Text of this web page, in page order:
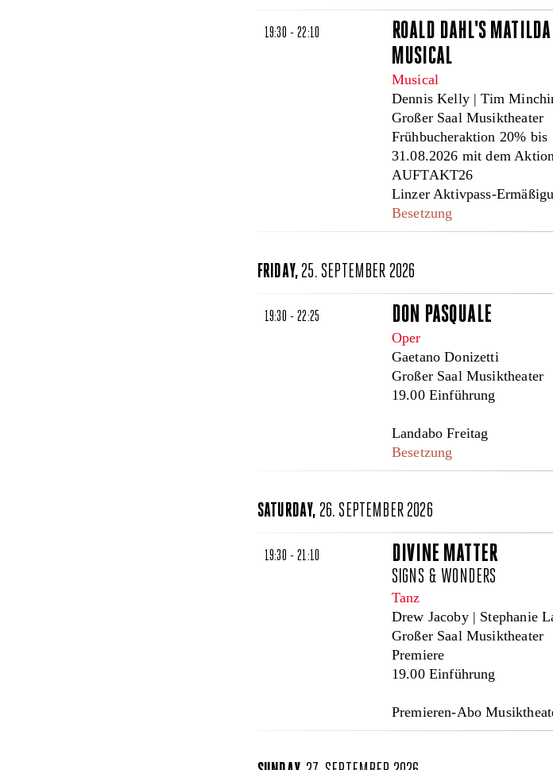
19:30 - 22:10
ROALD DAHL'S
MUSICAL
Musical
Dennis Kelly | Tim
Großer Saal Musiktheater
Frühbucheraktion 20% bis
31.08.2026 mit dem
AUFTAKT26
Linzer Aktivpass-
Besetzung
FRIDAY, 25. SEPTEMBER 2026
19:30 - 22:25 DON PASQUALE
Oper
Gaetano Donizetti
Großer Saal Musiktheater
19.00 Einführung
Landabo Freitag
Besetzung
SATURDAY, 26. SEPTEMBER 2026
19:30 - 21:10 DIVINE MATTER
SIGNS & WONDERS
Tanz
Drew Jacoby | Stephanie
Großer Saal Musiktheater
Premiere
19.00 Einführung
Premieren-Abo